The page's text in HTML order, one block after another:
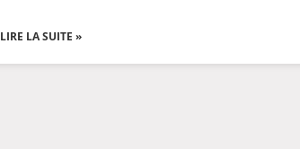
LIRE LA SUITE »